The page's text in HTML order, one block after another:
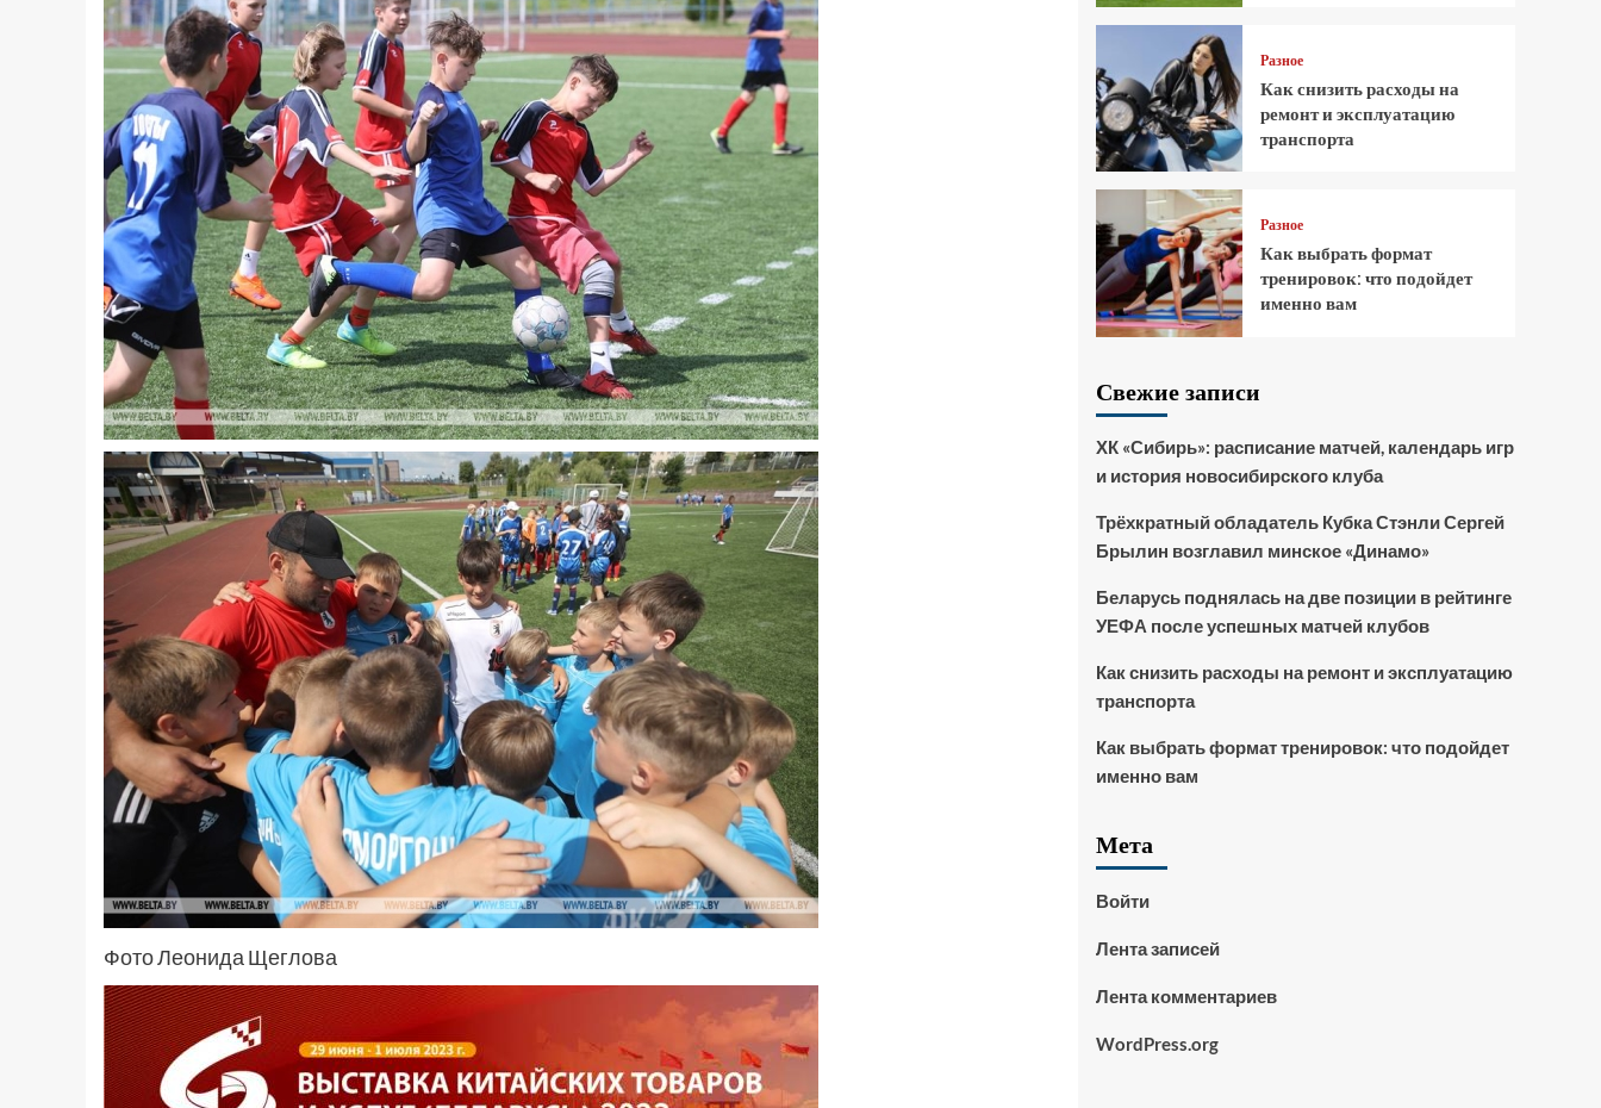
Фото Леонида Щеглова
Разное
Как снизить расходы на
ремонт и эксплуатацию
транспорта
Разное
Как выбрать формат
тренировок: что подойдет
именно вам
Свежие записи
ХК «Сибирь»: расписание матчей, календарь игр
и история новосибирского клуба
Трёхкратный обладатель Кубка Стэнли Сергей
Брылин возглавил минское «Динамо»
Беларусь поднялась на две позиции в рейтинге
УЕФА после успешных матчей клубов
Как снизить расходы на ремонт и эксплуатацию
транспорта
Как выбрать формат тренировок: что подойдет
именно вам
Мета
Войти
Лента записей
Лента комментариев
WordPress.org